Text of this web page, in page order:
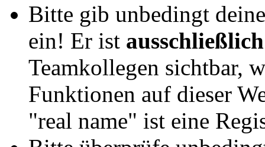
Bitte gib unbedingt
ein! Er ist ausschließlich
Teamkollegen sichtbar,
Funktionen auf dieser
"real name" ist eine